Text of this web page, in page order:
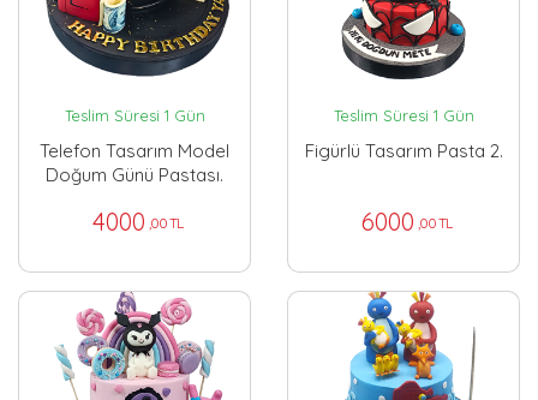
Teslim Süresi 1 Gün
Telefon Tasarım Model
Doğum Günü Pastası.
4000 ,00 TL
Teslim Süresi 1 Gün
Figürlü Tasarım Pasta 2.
6000 ,00 TL